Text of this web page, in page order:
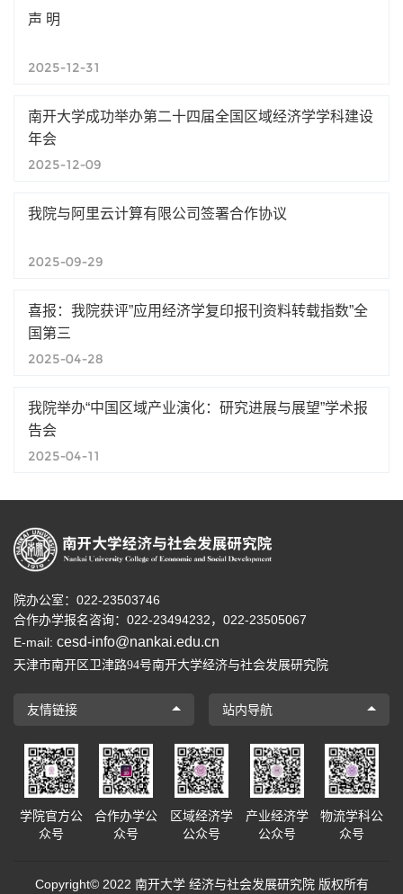
声 明
2025-12-31
南开大学成功举办第二十四届全国区域经济学学科建设
年会
2025-12-09
我院与阿里云计算有限公司签署合作协议
2025-09-29
喜报：我院获评”应用经济学复印报刊资料转载指数”全
国第三
2025-04-28
我院举办“中国区域产业演化：研究进展与展望”学术报
告会
2025-04-11
院办公室：022-23503746
合作办学报名咨询： 022-23494232， 022-23505067
E-mail: cesd-info@nankai.edu.cn
天津市南开区卫津路94号南开大学经济与社会发展研究院
友情链接 站内导航
学院官方公
众号
合作办学公
众号
区域经济学
公众号
产业经济学
公众号
物流学科公
众号
Copyright© 2022 南开大学 经济与社会发展研究院 版权所有